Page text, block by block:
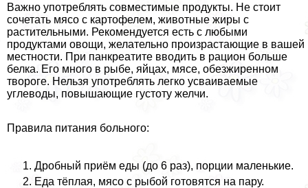
Важно употреблять совместимые продукты. Не стоит
сочетать мясо с картофелем, животные жиры с
растительными. Рекомендуется есть с любыми
продуктами овощи, желательно произрастающие в вашей
местности. При панкреатите вводить в рацион больше
белка. Его много в рыбе, яйцах, мясе, обезжиренном
твороге. Нельзя употреблять легко усваиваемые
углеводы, повышающие густоту желчи.
Правила питания больного:
Дробный приём еды (до 6 раз), порции маленькие.
Еда тёплая, мясо с рыбой готовятся на пару.